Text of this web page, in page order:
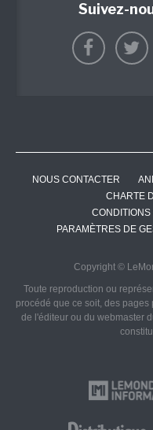
Suivez-
NOUS CONTACTER
CHARTE
PARAMÈTRES DE
Copyright ©
Toute reproduction ou
procédé que ce soit, des
de l'éditeur ou du webmaster